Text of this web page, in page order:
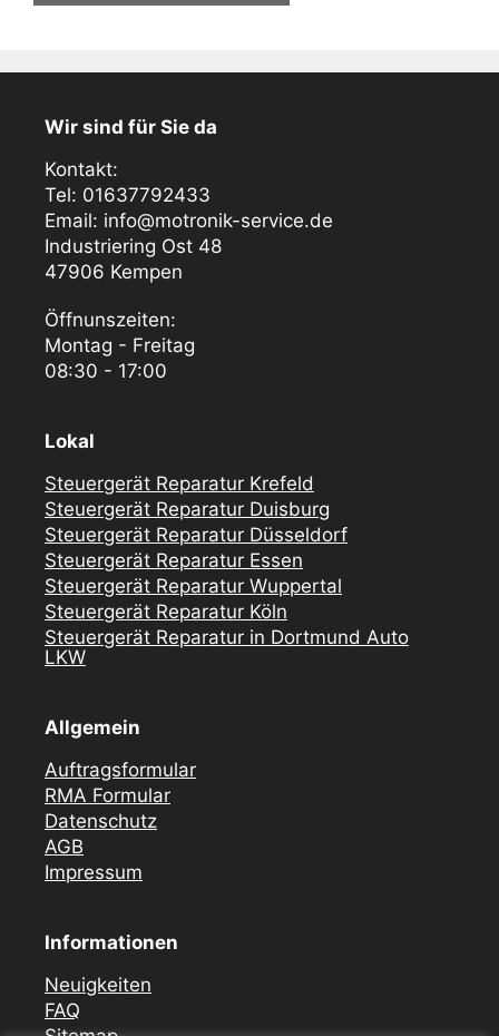
Wir sind für Sie da
Kontakt:
Tel: 01637792433
Email: info@motronik-service.de
Industriering Ost 48
47906 Kempen
Öffnunszeiten:
Montag - Freitag
08:30 - 17:00
Lokal
Steuergerät Reparatur Krefeld
Steuergerät Reparatur Duisburg
Steuergerät Reparatur Düsseldorf
Steuergerät Reparatur Essen
Steuergerät Reparatur Wuppertal
Steuergerät Reparatur Köln
Steuergerät Reparatur in Dortmund Auto
LKW
Allgemein
Auftragsformular
RMA Formular
Datenschutz
AGB
Impressum
Informationen
Neuigkeiten
FAQ